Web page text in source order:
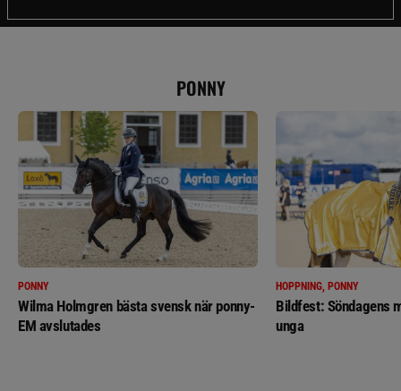
PONNY
PONNY
Wilma Holmgren bästa svensk när ponny-
EM avslutades
HOPPNING, PONNY
Bildfest: Söndagens
unga